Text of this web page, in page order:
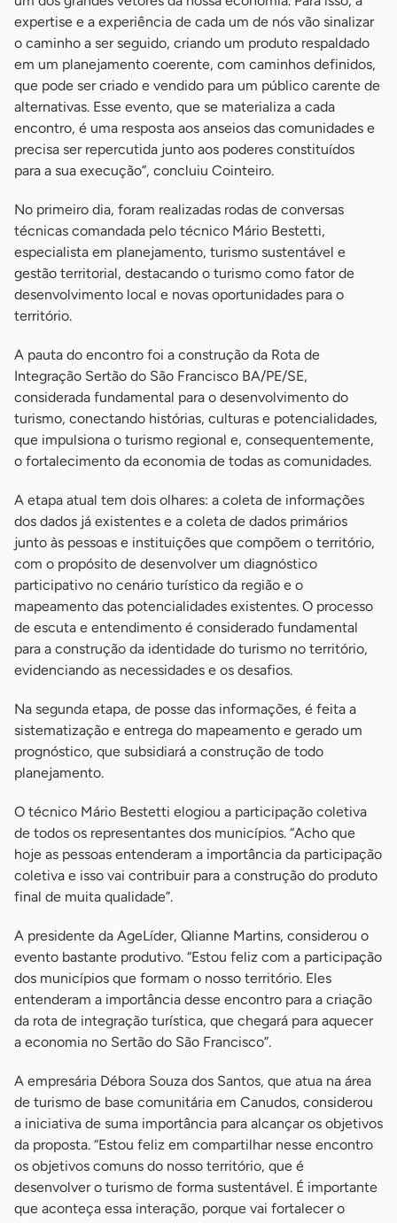
expertise e a experiência de cada um de nós vão sinalizar
o caminho a ser seguido, criando um produto respaldado
em um planejamento coerente, com caminhos definidos,
que pode ser criado e vendido para um público carente de
alternativas. Esse evento, que se materializa a cada
encontro, é uma resposta aos anseios das comunidades e
precisa ser repercutida junto aos poderes constituídos
para a sua execução”, concluiu Cointeiro.
No primeiro dia, foram realizadas rodas de conversas
técnicas comandada pelo técnico Mário Bestetti,
especialista em planejamento, turismo sustentável e
gestão territorial, destacando o turismo como fator de
desenvolvimento local e novas oportunidades para o
território.
A pauta do encontro foi a construção da Rota de
Integração Sertão do São Francisco BA/PE/SE,
considerada fundamental para o desenvolvimento do
turismo, conectando histórias, culturas e potencialidades,
que impulsiona o turismo regional e, consequentemente,
o fortalecimento da economia de todas as comunidades.
A etapa atual tem dois olhares: a coleta de informações
dos dados já existentes e a coleta de dados primários
junto às pessoas e instituições que compõem o território,
com o propósito de desenvolver um diagnóstico
participativo no cenário turístico da região e o
mapeamento das potencialidades existentes. O processo
de escuta e entendimento é considerado fundamental
para a construção da identidade do turismo no território,
evidenciando as necessidades e os desafios.
Na segunda etapa, de posse das informações, é feita a
sistematização e entrega do mapeamento e gerado um
prognóstico, que subsidiará a construção de todo
planejamento.
O técnico Mário Bestetti elogiou a participação coletiva
de todos os representantes dos municípios. “Acho que
hoje as pessoas entenderam a importância da participação
coletiva e isso vai contribuir para a construção do produto
final de muita qualidade”.
A presidente da AgeLíder, Qlianne Martins, considerou o
evento bastante produtivo. “Estou feliz com a participação
dos municípios que formam o nosso território. Eles
entenderam a importância desse encontro para a criação
da rota de integração turística, que chegará para aquecer
a economia no Sertão do São Francisco”.
A empresária Débora Souza dos Santos, que atua na área
de turismo de base comunitária em Canudos, considerou
a iniciativa de suma importância para alcançar os objetivos
da proposta. “Estou feliz em compartilhar nesse encontro
os objetivos comuns do nosso território, que é
desenvolver o turismo de forma sustentável. É importante
que aconteça essa interação, porque vai fortalecer o